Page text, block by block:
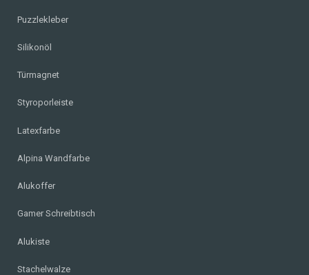
Puzzlekleber
Silikonöl
Türmagnet
Styroporleiste
Latexfarbe
Alpina Wandfarbe
Alukoffer
Gamer Schreibtisch
Alukiste
Stachelwalze